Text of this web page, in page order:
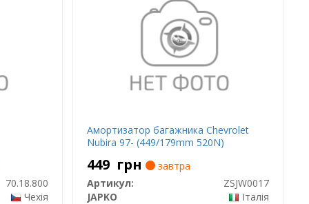
70.18.800
Чехія
Амортизатор багажника Chevrolet
Nubira 97- (449/179mm 520N)
449 грн
завтра
Артикул:
ZSJW0017
JAPKO
Італія